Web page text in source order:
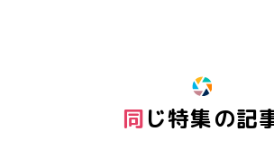
同じ特集の記